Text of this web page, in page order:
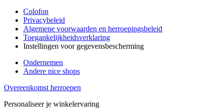
Colofon
Privacybeleid
Algemene voorwaarden en herroepingsbeleid
Toegankelijkheidsverklaring
Instellingen voor gegevensbescherming
Ondernemen
Andere nice shops
Overeenkomst herroepen
Personaliseer je winkelervaring